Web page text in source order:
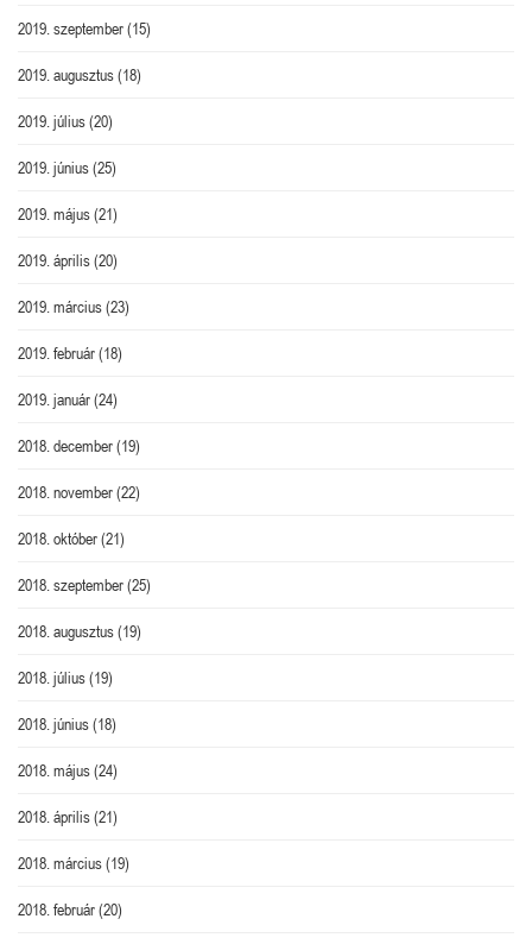
2019. szeptember(15)
2019. augusztus(18)
2019. július(20)
2019. június(25)
2019. május(21)
2019. április(20)
2019. március(23)
2019. február(18)
2019. január(24)
2018. december(19)
2018. november(22)
2018. október(21)
2018. szeptember(25)
2018. augusztus(19)
2018. július(19)
2018. június(18)
2018. május(24)
2018. április(21)
2018. március(19)
2018. február(20)